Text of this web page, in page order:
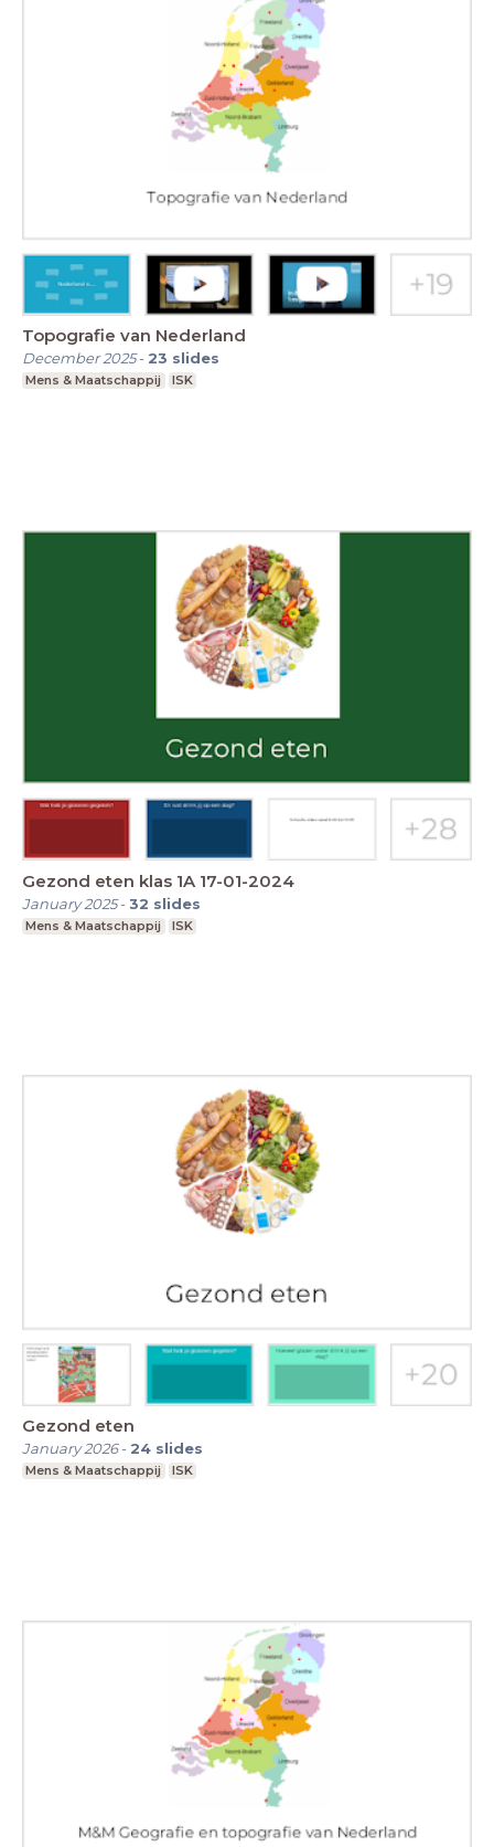
Topografie van Nederland
December 2025- 23 slides
Mens & Maatschappij ISK
Gezond eten klas 1A 17-01-2024
January 2025-32 slides
Mens & Maatschappij ISK
Gezond eten
January 2026- 24 slides
Mens & Maatschappij ISK